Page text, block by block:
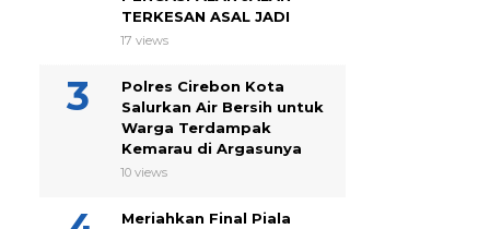
TERKESAN ASAL JADI
17 views
Polres Cirebon Kota
Salurkan Air Bersih untuk
Warga Terdampak
Kemarau di Argasunya
10 views
Meriahkan Final Piala